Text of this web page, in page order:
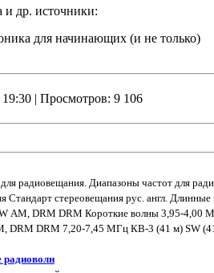
и др. источники:
для начинающих (и не только)
| Просмотров: 9 106
радиовещания. Диапазоны частот для
Стандарт стереовещания рус. англ.
АМ, DRM DRM Короткие волны 3,95-4,00
DRM DRM 7,20-7,45 МГц КВ-3 (41 м) SW
радиоволн